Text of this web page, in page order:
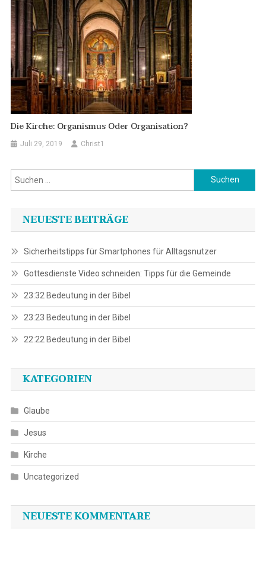
Die Kirche: Organismus Oder Organisation?
Juli 29, 2019 Christ1
Suchen
nach:
NEUESTE BEITRÄGE
Sicherheitstipps für Smartphones für Alltagsnutzer
Gottesdienste Video schneiden: Tipps für die Gemeinde
23:32 Bedeutung in der Bibel
23:23 Bedeutung in der Bibel
22:22 Bedeutung in der Bibel
KATEGORIEN
Glaube
Jesus
Kirche
Uncategorized
NEUESTE KOMMENTARE